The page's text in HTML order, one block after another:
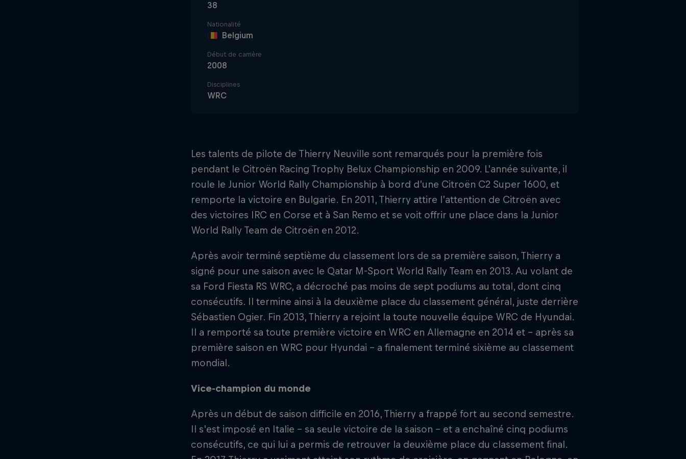
38
Nationalité
Belgium
Début de carrière
2008
Disciplines
WRC
Les talents de pilote de Thierry Neuville sont remarqués pour la première fois
pendant le Citroën Racing Trophy Belux Championship en 2009. L’année suivante, il
roule le Junior World Rally Championship à bord d’une Citroën C2 Super 1600, et
remporte la victoire en Bulgarie. En 2011, Thierry attire l’attention de Citroën avec
des victoires IRC en Corse et à San Remo et se voit offrir une place dans la Junior
World Rally Team de Citroën en 2012.
Après avoir terminé septième du classement lors de sa première saison, Thierry a
signé pour une saison avec le Qatar M-Sport World Rally Team en 2013. Au volant de
sa Ford Fiesta RS WRC, a décroché pas moins de sept podiums au total, dont cinq
consécutifs. Il termine ainsi à la deuxième place du classement général, juste derrière
Sébastien Ogier. Fin 2013, Thierry a rejoint la toute nouvelle équipe WRC de Hyundai.
Il a remporté sa toute première victoire en WRC en Allemagne en 2014 et - après sa
première saison en WRC pour Hyundai - a finalement terminé sixième au classement
mondial.
Vice-champion du monde
Après un début de saison difficile en 2016, Thierry a frappé fort au second semestre.
Il s'est imposé en Italie - sa seule victoire de la saison - et a enchaîné cinq podiums
consécutifs, ce qui lui a permis de retrouver la deuxième place du classement final.